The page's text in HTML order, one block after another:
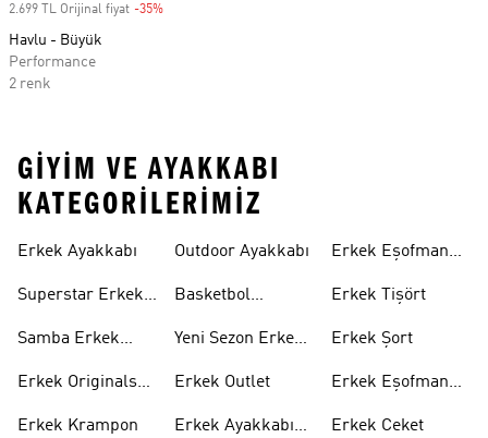
2.699 TL Orijinal fiyat -35%
Havlu - Büyük
Performance
2 renk
GIYIM VE AYAKKABI
KATEGORILERIMIZ
Erkek Ayakkabı
Superstar Erkek
Samba Erkek
Erkek Originals
Erkek Krampon
Outdoor Ayakkabı
Basketbol
Yeni Sezon Erkek
Erkek Outlet
Erkek Ayakkabı
Erkek Eşofman
Erkek Tişört
Erkek Şort
Erkek Eşofman
Erkek Ceket